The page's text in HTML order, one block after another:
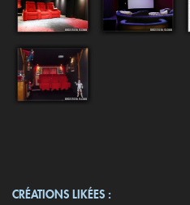
CRÉATIONS LIKÉES :